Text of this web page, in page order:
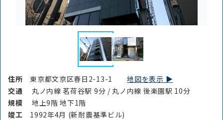
住所東京都文京区春日2-13-1地図を表示 ▶︎
交通
丸ノ内線 茗荷谷駅 9分 / 丸ノ内線 後楽園駅 10分
規模
地上9階 地下1階
竣⼯ 1992年4月 (新耐震基準ビル)